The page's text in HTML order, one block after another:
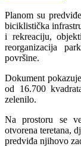
Planom su
biciklistička
i rekreaciju,
reorganizacija
površine.
Dokument
od 16.700
zelenilo.
Na prostoru se
otvorena teretana,
predviđa njihovo